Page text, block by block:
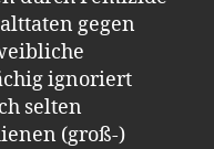
gegen
ignoriert
selten
(groß-)